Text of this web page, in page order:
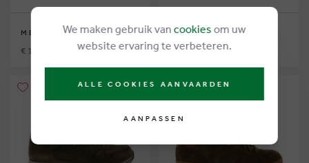
MEPHISTO
€ 195,00
MEPHISTO
€ 215,00
We maken gebruik van cookies om uw
website ervaring te verbeteren.
ALLE COOKIES AANVAARDEN
AANPASSEN